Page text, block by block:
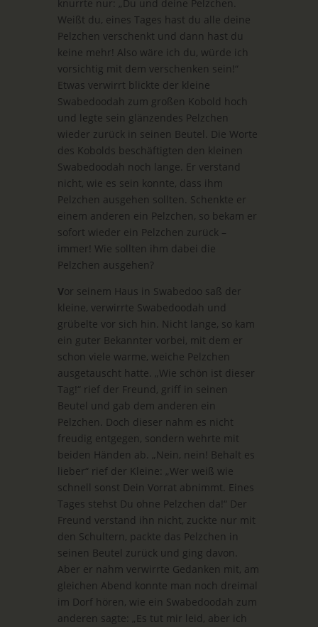
knurrte nur: „Du und deine Pelzchen.
Weißt du, eines Tages hast du alle deine
Pelzchen verschenkt und dann hast du
keine mehr! Also wäre ich du, würde ich
vorsichtig mit dem verschenken sein!“
Etwas verwirrt blickte der kleine
Swabedoodah zum großen Kobold hoch
und legte sein glänzendes Pelzchen
wieder zurück in seinen Beutel. Die Worte
des Kobolds beschäftigten den kleinen
Swabedoodah noch lange. Er verstand
nicht, wie es sein konnte, dass ihm
Pelzchen ausgehen sollten. Schenkte er
einem anderen ein Pelzchen, so bekam er
sofort wieder ein Pelzchen zurück –
immer! Wie sollten ihm dabei die
Pelzchen ausgehen?
Vor seinem Haus in Swabedoo saß der
kleine, verwirrte Swabedoodah und
grübelte vor sich hin. Nicht lange, so kam
ein guter Bekannter vorbei, mit dem er
schon viele warme, weiche Pelzchen
ausgetauscht hatte. „Wie schön ist dieser
Tag!“ rief der Freund, griff in seinen
Beutel und gab dem anderen ein
Pelzchen. Doch dieser nahm es nicht
freudig entgegen, sondern wehrte mit
beiden Händen ab. „Nein, nein! Behalt es
lieber“ rief der Kleine: „Wer weiß wie
schnell sonst Dein Vorrat abnimmt. Eines
Tages stehst Du ohne Pelzchen da!“ Der
Freund verstand ihn nicht, zuckte nur mit
den Schultern, packte das Pelzchen in
seinen Beutel zurück und ging davon.
Aber er nahm verwirrte Gedanken mit, am
gleichen Abend konnte man noch dreimal
im Dorf hören, wie ein Swabedoodah zum
anderen sagte: „Es tut mir leid, aber ich